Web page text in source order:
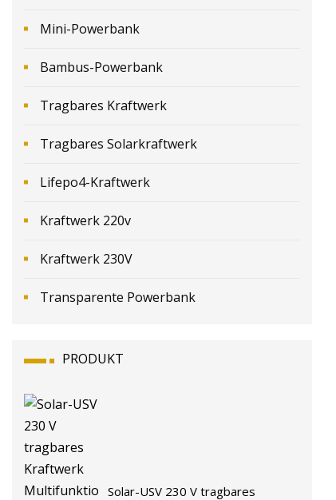
Mini-Powerbank
Bambus-Powerbank
Tragbares Kraftwerk
Tragbares Solarkraftwerk
Lifepo4-Kraftwerk
Kraftwerk 220v
Kraftwerk 230V
Transparente Powerbank
PRODUKT
Solar-USV 230 V tragbares